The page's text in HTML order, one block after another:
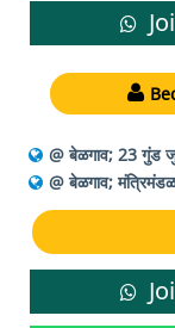
@ बेळगाव; 23 गुंड
@ बेळगाव;